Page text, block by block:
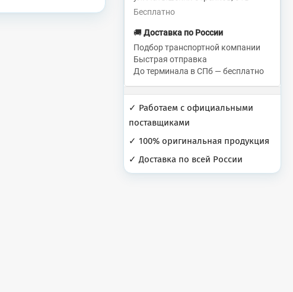
Бесплатно
🚚 Доставка по России
Подбор транспортной компании
Быстрая отправка
До терминала в СПб — бесплатно
✓ Работаем с официальными
поставщиками
✓ 100% оригинальная продукция
✓ Доставка по всей России